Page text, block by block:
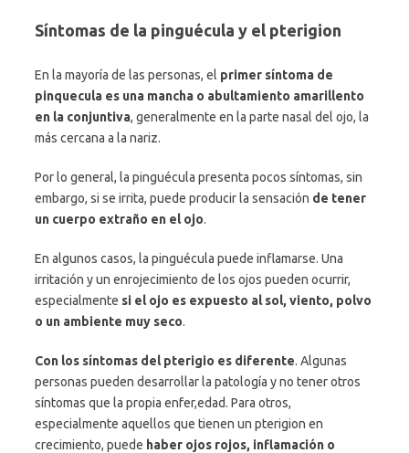
Síntomas de la pinguécula y el pterigion
En la mayoría de las personas, el primer síntoma de
pinquecula es una mancha o abultamiento amarillento
en la conjuntiva, generalmente en la parte nasal del ojo, la
más cercana a la nariz.
Por lo general, la pinguécula presenta pocos síntomas, sin
embargo, si se irrita, puede producir la sensación de tener
un cuerpo extraño en el ojo.
En algunos casos, la pinguécula puede inflamarse. Una
irritación y un enrojecimiento de los ojos pueden ocurrir,
especialmente si el ojo es expuesto al sol, viento, polvo
o un ambiente muy seco.
Con los síntomas del pterigio es diferente. Algunas
personas pueden desarrollar la patología y no tener otros
síntomas que la propia enfer,edad. Para otros,
especialmente aquellos que tienen un pterigion en
crecimiento, puede haber ojos rojos, inflamación o